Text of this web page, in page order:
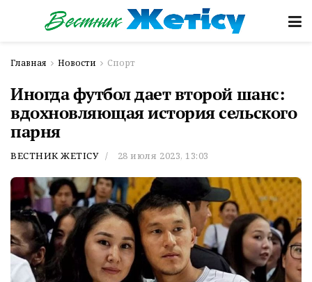
Главная Новости Спорт
Иногда футбол дает второй шанс:
вдохновляющая история сельского
парня
ВЕСТНИК ЖЕТІСУ 28 июля 2023, 13:03